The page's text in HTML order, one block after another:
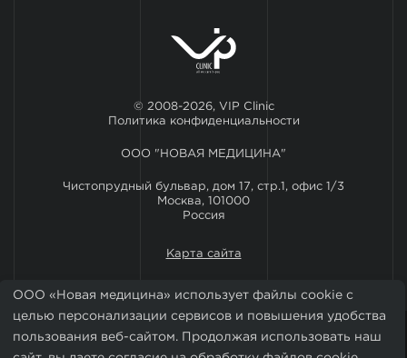
© 2008-2026, VIP Clinic
Политика конфиденциальности
ООО "НОВАЯ МЕДИЦИНА"
Чистопрудный бульвар, дом 17, стр.1, офис 1/3
Москва, 101000
Россия
Карта сайта
ООО «Новая медицина» использует файлы cookie с
целью персонализации сервисов и повышения удобства
пользования веб-сайтом. Продолжая использовать наш